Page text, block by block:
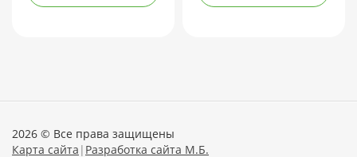
2026 © Все права защищены
Карта сайта | Разработка сайта М.Б.